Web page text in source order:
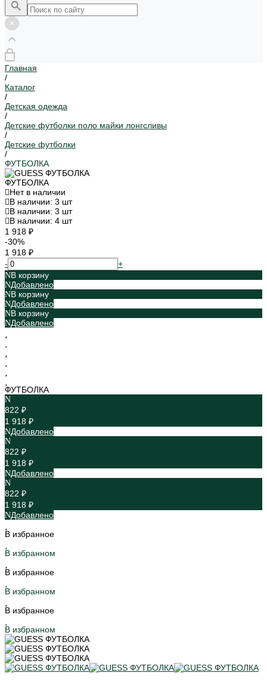
Главная
/
Каталог
/
Детская одежда
/
Детские футболки поло майки лонгсливы
/
Детские футболки
/
ФУТБОЛКА
ФУТБОЛКА
Нет в наличии
В наличии: 3 шт
В наличии: 3 шт
В наличии: 4 шт
1 918 ₽
-30%
1 918 ₽
-
+
В корзину
Добавлено
В корзину
Добавлено
В корзину
Добавлено
ФУТБОЛКА
822 ₽
1 918 ₽
Добавлено
822 ₽
1 918 ₽
Добавлено
822 ₽
1 918 ₽
Добавлено
В избранное
В избранном
В избранное
В избранном
В избранное
В избранном